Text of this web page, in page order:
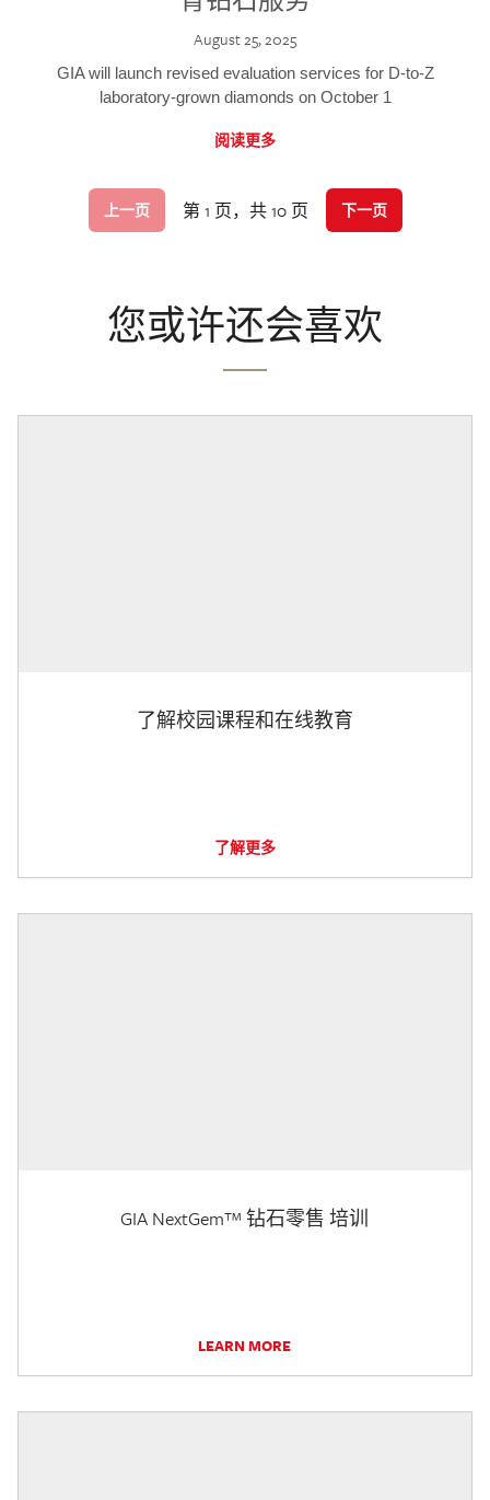
August 25, 2025
GIA will launch revised evaluation services for D-to-Z
laboratory-grown diamonds on October 1
阅读更多
上一页 第 1 页，共 10 页 下一页
您或许还会喜欢
了解校园课程和在线教育
了解更多
GIA NextGem™ 钻石零售 培训
LEARN MORE